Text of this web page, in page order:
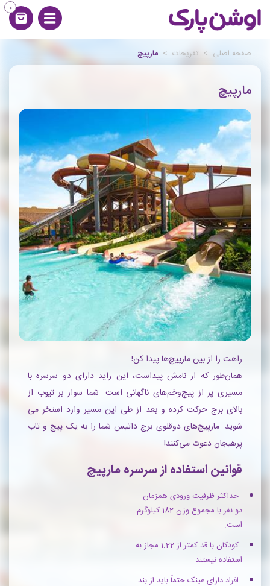
0
صفحه اصلی > تفریحات > مارپیچ
راهت را از بین مارپیچ‌ها پیدا کن!
همان‌طور که از نامش پیداست، این راید دارای دو سرسره با
مسیری پر از پیچ‌وخم‌های‌ ناگهانی است. شما سوار بر تیوب از
بالای برج حرکت کرده و بعد از طی این مسیر وارد استخر می
شوید. مارپیچ‌های دوقلوی برج داتیس شما را به یک پیچ و تاب
پرهیجان دعوت می‌کنند!
قوانین استفاده از سرسره مارپیچ
حداکثر ظرفیت ورودی همزمان
دو نفر با مجموع وزن 182 کیلوگرم
است.
کودکان با قد کمتر از 1.22 مجاز به
استفاده نیستند.
افراد دارای عینک حتماً باید از بند
مارپیچ